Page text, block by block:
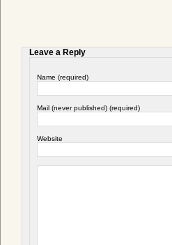
Leave a Reply
Name (required)
Mail (never published) (required)
Website